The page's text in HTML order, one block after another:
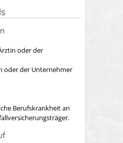
oder der
oder der Unternehmer
Berufskrankheit an